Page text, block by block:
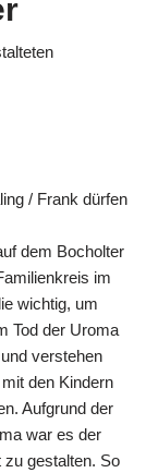
/ Frank dürfen
dem Bocholter
im
wichtig, um
Tod der Uroma
verstehen
den Kindern
Aufgrund der
war es der
zu gestalten. So